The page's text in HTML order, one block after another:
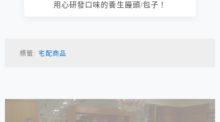
用心研發口味的養生饅頭/包子！
標籤: 宅配商品